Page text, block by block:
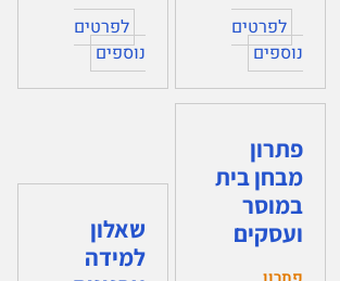
לפרטים
נוספים
לפרטים
נוספים
פתרון
מבחן בית
במוסר
ועסקים
שאלון
למידה